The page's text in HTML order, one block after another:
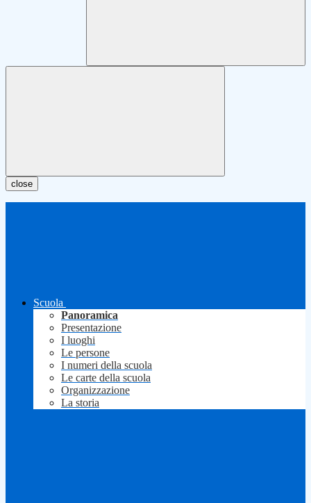
close
Scuola
Panoramica
Presentazione
I luoghi
Le persone
I numeri della scuola
Le carte della scuola
Organizzazione
La storia